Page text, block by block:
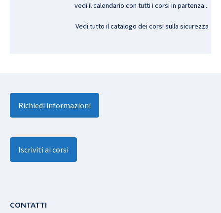
vedi il calendario con tutti i corsi in partenza...
Vedi tutto il catalogo dei corsi sulla sicurezza
Richiedi informazioni
Iscriviti ai corsi
CONTATTI